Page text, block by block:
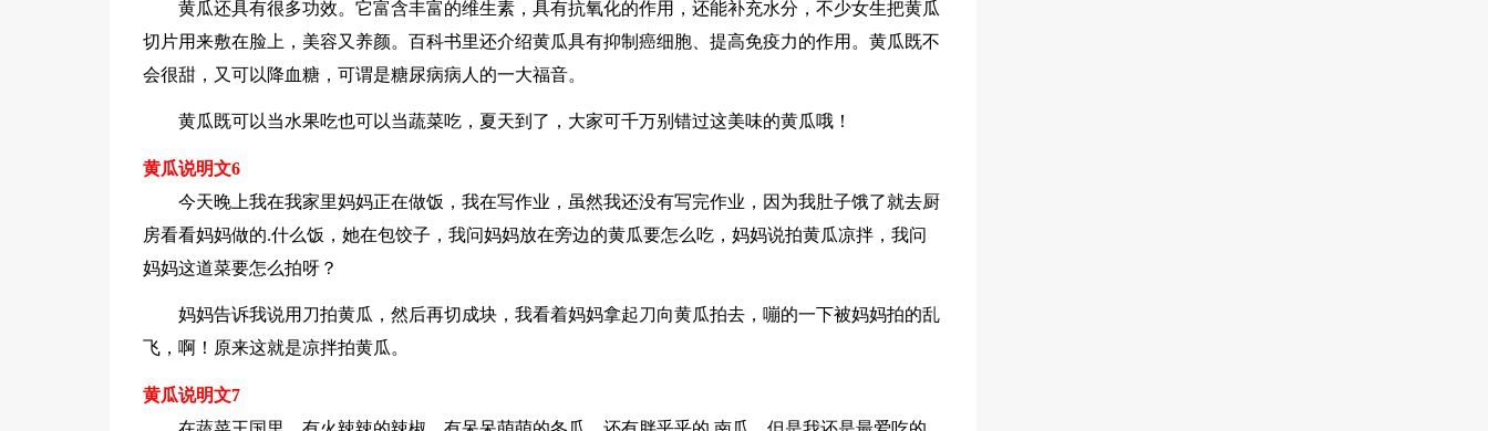
黄瓜还具有很多功效。它富含丰富的维生素，具有抗氧化的作用，还能补充水分，不少女生把黄瓜
切片用来敷在脸上，美容又养颜。百科书里还介绍黄瓜具有抑制癌细胞、提高免疫力的作用。黄瓜既不
会很甜，又可以降血糖，可谓是糖尿病病人的一大福音。
黄瓜既可以当水果吃也可以当蔬菜吃，夏天到了，大家可千万别错过这美味的黄瓜哦！
黄瓜说明文6
今天晚上我在我家里妈妈正在做饭，我在写作业，虽然我还没有写完作业，因为我肚子饿了就去厨
房看看妈妈做的.什么饭，她在包饺子，我问妈妈放在旁边的黄瓜要怎么吃，妈妈说拍黄瓜凉拌，我问
妈妈这道菜要怎么拍呀？
妈妈告诉我说用刀拍黄瓜，然后再切成块，我看着妈妈拿起刀向黄瓜拍去，嘣的一下被妈妈拍的乱
飞，啊！原来这就是凉拌拍黄瓜。
黄瓜说明文7